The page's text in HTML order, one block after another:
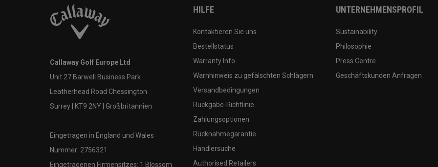
Callaway Golf Europe Ltd
Unit 27 Barwell Business Park
Leatherhead Road Chessington
Surrey | KT9 2NY | Großbritannien
Eingetragen in England und Wales
Nummer: 2756321
Eingetragenen Firmensitzes: 1 Blossom
HILFE
Kontaktieren Sie uns
Bestellstatus
Warranty Info
Warnhinweis zu gefälschten Schlägern
Versandbedingungen
Rückgabe-Richtlinie
Zahlungsoptionen
Rücknahmegarantie
Händlersuche
Authorised Retailers
UNTERNEHMENSPROFIL
Sustainability
Philosophie
Press Centre
Geschäftskunden Anfragen